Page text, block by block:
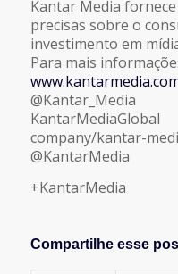
Kantar Media
precisas sobre o
investimento em
Para mais
@Kantar_Media
KantarMediaGlobal
company/kantar-
@KantarMedia
+KantarMedia
Compartilhe esse